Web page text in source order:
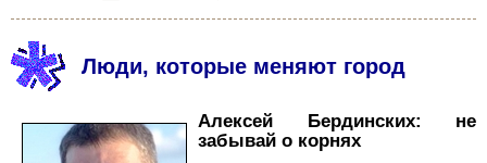
Люди, которые меняют город
Алексей Бердинских: не
забывай о корнях